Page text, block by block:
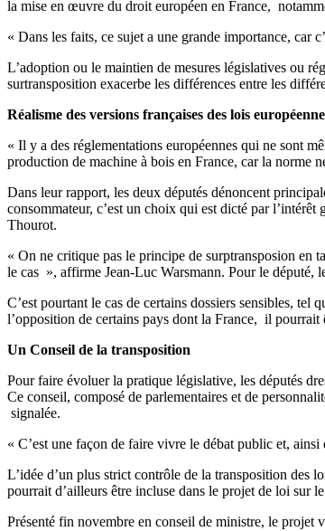
la mise en œuvre du droit européen en France,
« Dans les faits, ce sujet a une grande importance, car
L’adoption ou le maintien de mesures législatives ou
surtransposition exacerbe les différences entre les
Réalisme des versions françaises des lois
« Il y a des réglementations européennes qui ne sont
production de machine à bois en France, car la norme
Dans leur rapport, les deux députés dénoncent
consommateur, c’est un choix qui est dicté par
Thourot.
« On ne critique pas le principe de surptransposion en
le cas », affirme Jean-Luc Warsmann. Pour le député,
C’est pourtant le cas de certains dossiers sensibles,
l’opposition de certains pays dont la France, il
Un Conseil de la transposition
Pour faire évoluer la pratique législative, les députés
Ce conseil, composé de parlementaires et de
signalée.
« C’est une façon de faire vivre le débat public et,
L’idée d’un plus strict contrôle de la transposition des
pourrait d’ailleurs être incluse dans le projet de loi sur
Présenté fin novembre en conseil de ministre, le projet